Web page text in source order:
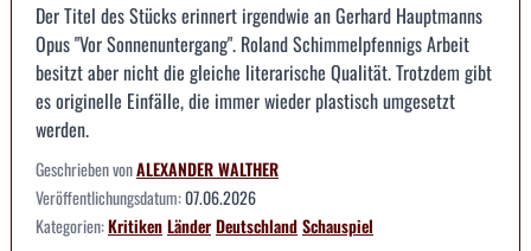
Der Titel des Stücks erinnert irgendwie an Gerhard Hauptmanns
Opus "Vor Sonnenuntergang". Roland Schimmelpfennigs Arbeit
besitzt aber nicht die gleiche literarische Qualität. Trotzdem gibt
es originelle Einfälle, die immer wieder plastisch umgesetzt
werden.
Geschrieben vonALEXANDER WALTHER
Veröffentlichungsdatum:07.06.2026
Kategorien:KritikenLänderDeutschlandSchauspiel